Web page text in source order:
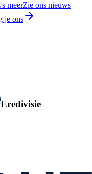
meerZie ons nieuws
je ons
Eredivisie